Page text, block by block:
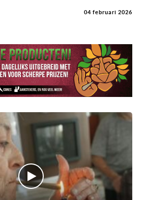
04 februari 2026